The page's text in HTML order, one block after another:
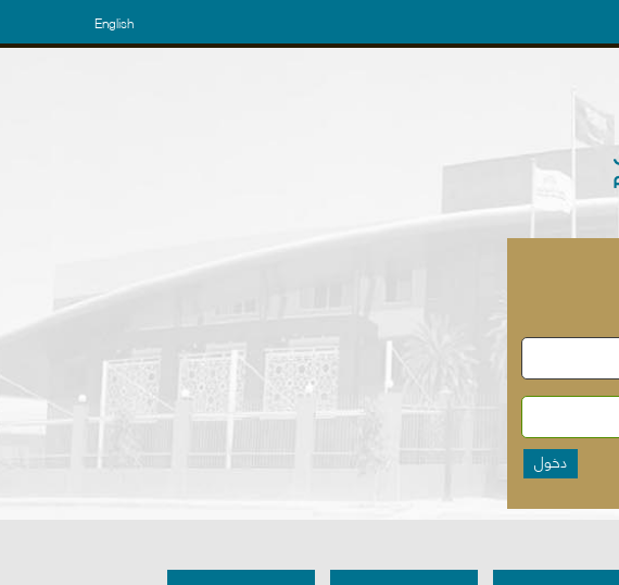
English
دخول